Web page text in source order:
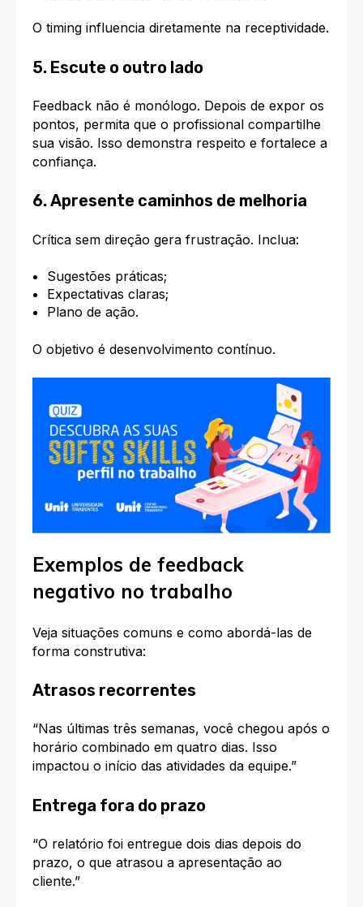
O timing influencia diretamente na receptividade.
5. Escute o outro lado
Feedback não é monólogo. Depois de expor os
pontos, permita que o profissional compartilhe
sua visão. Isso demonstra respeito e fortalece a
confiança.
6. Apresente caminhos de melhoria
Crítica sem direção gera frustração. Inclua:
Sugestões práticas;
Expectativas claras;
Plano de ação.
O objetivo é desenvolvimento contínuo.
Exemplos de feedback
negativo no trabalho
Veja situações comuns e como abordá-las de
forma construtiva:
Atrasos recorrentes
“Nas últimas três semanas, você chegou após o
horário combinado em quatro dias. Isso
impactou o início das atividades da equipe.”
Entrega fora do prazo
“O relatório foi entregue dois dias depois do
prazo, o que atrasou a apresentação ao
cliente.”